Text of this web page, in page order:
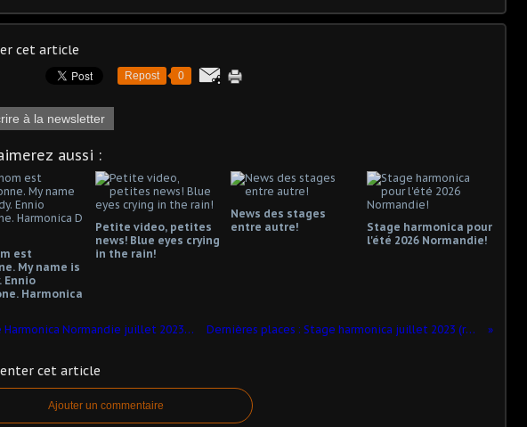
cet article
Repost 0
à la newsletter
aussi :
est
My name is
Ennio
Harmonica
Petite video, petites
news! Blue eyes crying
in the rain!
News des stages
entre autre!
Stage harmonica pour
l'été 2026 Normandie!
Stage Harmonica Normandie juillet 2023 : Inscrivez-vous ! Dernières places : Stage harmonica juillet 2023 (réglage et entretien)
cet article
Ajouter un commentaire